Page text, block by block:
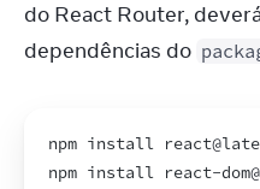
do React Router,
dependências do
npm install react@
npm install react-dom@